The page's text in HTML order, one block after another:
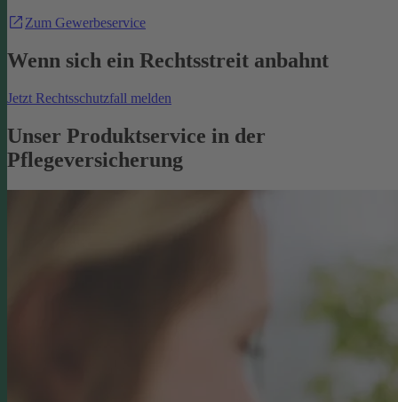
Zum Gewerbeservice
Wenn sich ein Rechtsstreit anbahnt
Jetzt Rechtsschutzfall melden
Unser Produktservice in der
Pflegeversicherung